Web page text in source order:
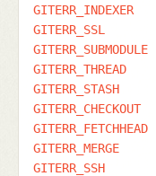
GITERR_INDEXER
GITERR_SSL
GITERR_SUBMODULE
GITERR_THREAD
GITERR_STASH
GITERR_CHECKOUT
GITERR_FETCHHEAD
GITERR_MERGE
GITERR_SSH